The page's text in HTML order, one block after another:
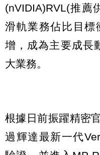
(nVIDIA)RVL(推薦
滑軌業務佔比目標
增，成為主要成長
大業務。
根據日前振躍精密
過輝達最新一代